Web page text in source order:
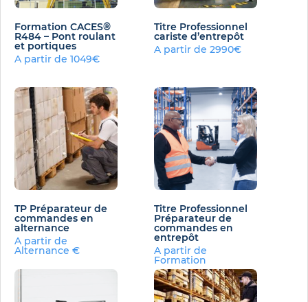
Formation CACES®
R484 – Pont roulant
et portiques
A partir de 1049€
Titre Professionnel
cariste d’entrepôt
A partir de 2990€
TP Préparateur de
commandes en
alternance
A partir de
Alternance €
Titre Professionnel
Préparateur de
commandes en
entrepôt
A partir de
Formation
conventionnée€